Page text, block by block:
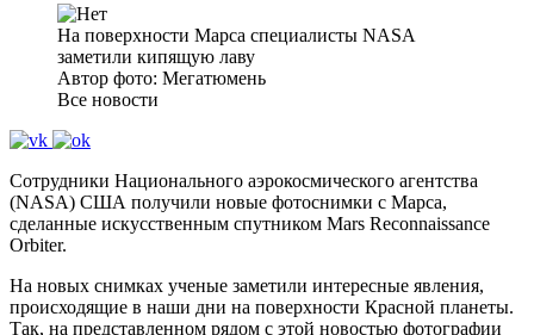
На поверхности Марса специалисты NASA
заметили кипящую лаву
Автор фото: Мегатюмень
Все новости
Сотрудники Национального аэрокосмического агентства
(NASA) США получили новые фотоснимки с Марса,
сделанные искусственным спутником Mars Reconnaissance
Orbiter.
На новых снимках ученые заметили интересные явления,
происходящие в наши дни на поверхности Красной планеты.
Так, на представленном рядом с этой новостью фотографии